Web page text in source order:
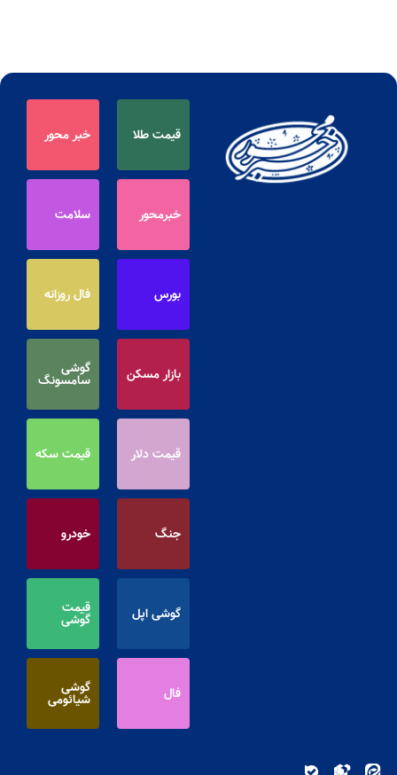
قیمت طلا خبر محور
خبرمحور سلامت
بورس فال روزانه
بازار مسکن گوشی
سامسونگ
قیمت دلار قیمت سکه
جنگ خودرو
گوشی اپل قیمت
گوشی
فال گوشی
شیائومی